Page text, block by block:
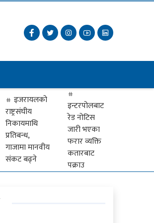
इजरायलको
राष्ट्रसंघीय
निकायमाथि
प्रतिबन्ध,
गाजामा मानवीय
संकट बढ्ने
इन्टरपोलबाट
रेड नोटिस
जारी भएका
फरार व्यक्ति
कतारबाट
पक्राउ